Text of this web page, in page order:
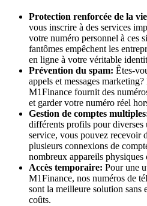
Protection renforcée de la
vous inscrire à des services
votre numéro personnel à ces
fantômes empêchent les
en ligne à votre véritable
Prévention du spam: Êtes-
appels et messages
M1Finance fournit des
et garder votre numéro réel
Gestion de comptes
différents profils pour diverses
service, vous pouvez recevoir
plusieurs connexions de
nombreux appareils physiques
Accès temporaire: Pour une
M1Finance, nos numéros de
sont la meilleure solution sans
coûts.